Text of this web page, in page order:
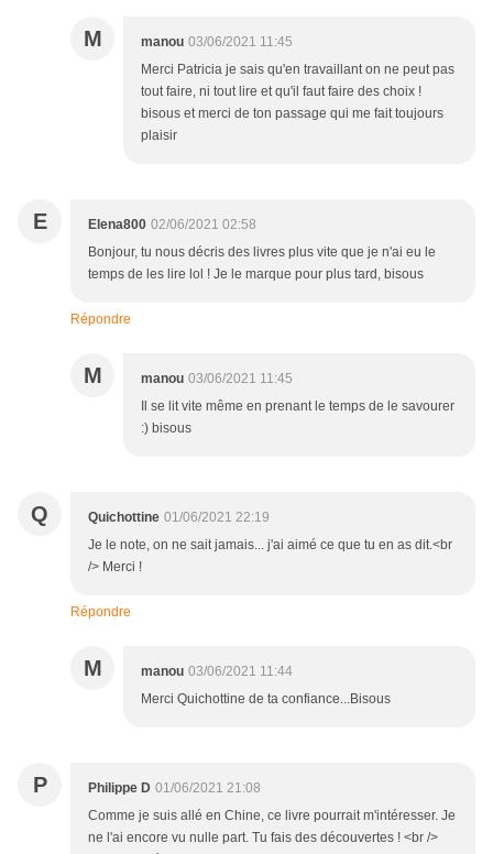
M manou 03/06/2021 11:45
Merci Patricia je sais qu'en travaillant on ne peut pas
tout faire, ni tout lire et qu'il faut faire des choix !
bisous et merci de ton passage qui me fait toujours
plaisir
E Elena800 02/06/2021 02:58
Bonjour, tu nous décris des livres plus vite que je n'ai eu le
temps de les lire lol ! Je le marque pour plus tard, bisous
Répondre
M manou 03/06/2021 11:45
Il se lit vite même en prenant le temps de le savourer
:) bisous
Q Quichottine 01/06/2021 22:19
Je le note, on ne sait jamais... j'ai aimé ce que tu en as dit.<br
/> Merci !
Répondre
M manou 03/06/2021 11:44
Merci Quichottine de ta confiance...Bisous
P Philippe D 01/06/2021 21:08
Comme je suis allé en Chine, ce livre pourrait m'intéresser. Je
ne l'ai encore vu nulle part. Tu fais des découvertes ! <br />